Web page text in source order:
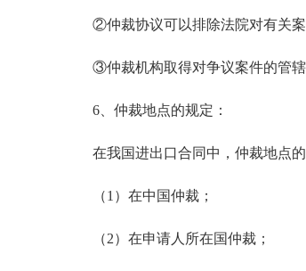
②仲裁协议可以排除法院对有关案
③仲裁机构取得对争议案件的管辖
6、仲裁地点的规定：
在我国进出口合同中，仲裁地点的
（1）在中国仲裁；
（2）在申请人所在国仲裁；